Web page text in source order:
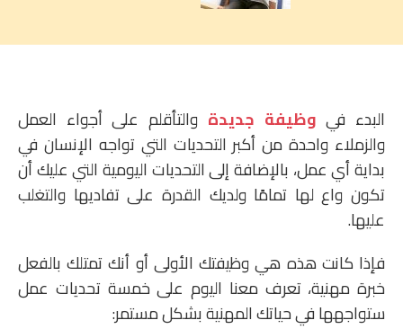
البدء في وظيفة جديدة والتأقلم على أجواء العمل
والزملاء واحدة من أكبر التحديات التي تواجه الإنسان في
بداية أي عمل، بالإضافة إلى التحديات اليومية التي عليك أن
تكون واع لها تمامًا ولديك القدرة على تفاديها والتغلب
عليها.
فإذا كانت هذه هي وظيفتك الأولى أو أنك تمتلك بالفعل
خبرة مهنية، تعرف معنا اليوم على خمسة تحديات عمل
ستواجهها في حياتك المهنية بشكل مستمر: